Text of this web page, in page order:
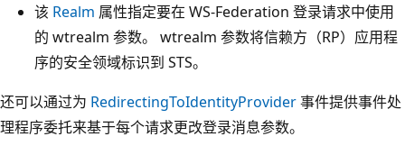
该 Realm 属性指定要在 WS-Federation 登录请求中使用
的 wtrealm 参数。 wtrealm 参数将信赖方（RP）应用程
序的安全领域标识到 STS。
还可以通过为 RedirectingToIdentityProvider事件提供事件处
理程序委托来基于每个请求更改登录消息参数。